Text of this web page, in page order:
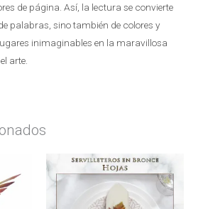
de página. Así, la lectura se convierte
palabras, sino también de colores y
inimaginables en la maravillosa
arte.
Rango
de
precios:
desde
$ 69.000
hasta
$ 137.000